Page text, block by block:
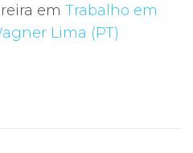
em Trabalho em
Lima (PT)